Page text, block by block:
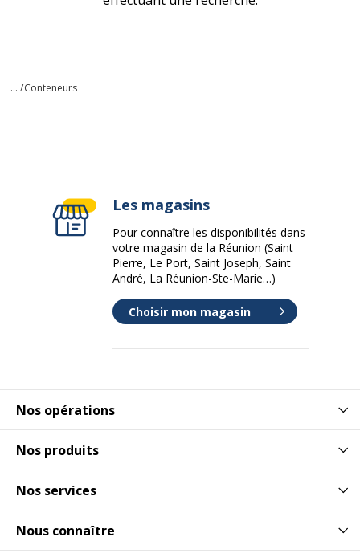
... /Conteneurs
Nos opérations
Nos produits
Nos services
Nous connaître
Les magasins
Pour connaître les disponibilités dans
votre magasin de la Réunion (Saint
Pierre, Le Port, Saint Joseph, Saint
André, La Réunion-Ste-Marie…)
Choisir mon magasin